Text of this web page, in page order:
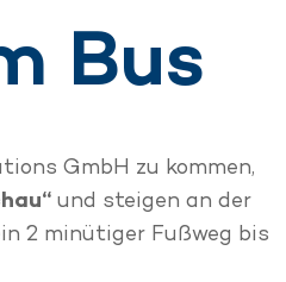
Bus
GmbH zu kommen,
und steigen an der
2 minütiger Fußweg bis